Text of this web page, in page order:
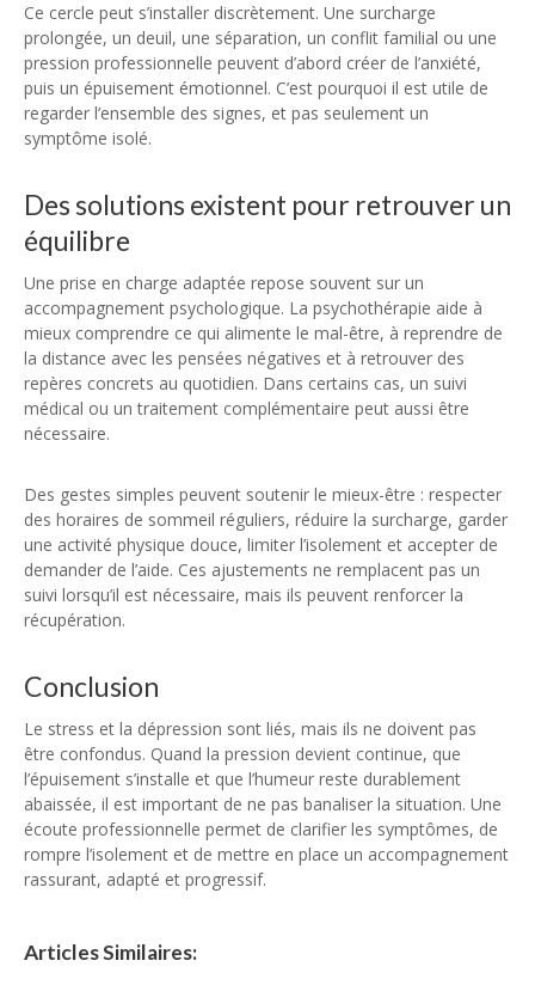
Ce cercle peut s’installer discrètement. Une surcharge
prolongée, un deuil, une séparation, un conflit familial ou une
pression professionnelle peuvent d’abord créer de l’anxiété,
puis un épuisement émotionnel. C’est pourquoi il est utile de
regarder l’ensemble des signes, et pas seulement un
symptôme isolé.
Des solutions existent pour retrouver un
équilibre
Une prise en charge adaptée repose souvent sur un
accompagnement psychologique. La psychothérapie aide à
mieux comprendre ce qui alimente le mal-être, à reprendre de
la distance avec les pensées négatives et à retrouver des
repères concrets au quotidien. Dans certains cas, un suivi
médical ou un traitement complémentaire peut aussi être
nécessaire.
Des gestes simples peuvent soutenir le mieux-être : respecter
des horaires de sommeil réguliers, réduire la surcharge, garder
une activité physique douce, limiter l’isolement et accepter de
demander de l’aide. Ces ajustements ne remplacent pas un
suivi lorsqu’il est nécessaire, mais ils peuvent renforcer la
récupération.
Conclusion
Le stress et la dépression sont liés, mais ils ne doivent pas
être confondus. Quand la pression devient continue, que
l’épuisement s’installe et que l’humeur reste durablement
abaissée, il est important de ne pas banaliser la situation. Une
écoute professionnelle permet de clarifier les symptômes, de
rompre l’isolement et de mettre en place un accompagnement
rassurant, adapté et progressif.
Articles Similaires: